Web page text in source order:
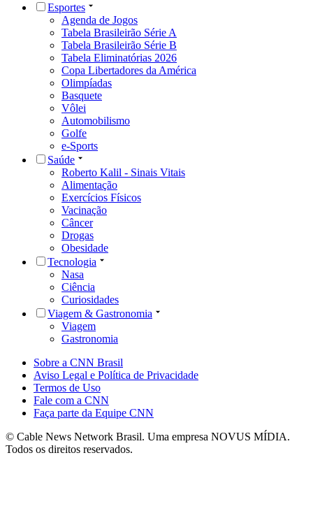
Esportes
Agenda de Jogos
Tabela Brasileirão Série A
Tabela Brasileirão Série B
Tabela Eliminatórias 2026
Copa Libertadores da América
Olimpíadas
Basquete
Vôlei
Automobilismo
Golfe
e-Sports
Saúde
Roberto Kalil - Sinais Vitais
Alimentação
Exercícios Físicos
Vacinação
Câncer
Drogas
Obesidade
Tecnologia
Nasa
Ciência
Curiosidades
Viagem & Gastronomia
Viagem
Gastronomia
Sobre a CNN Brasil
Aviso Legal e Política de Privacidade
Termos de Uso
Fale com a CNN
Faça parte da Equipe CNN
© Cable News Network Brasil. Uma empresa NOVUS MÍDIA.
Todos os direitos reservados.